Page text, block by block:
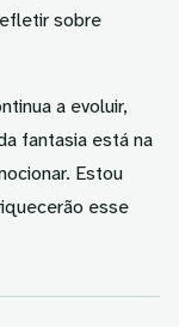
sobre
a evoluir,
fantasia está na
Estou
esse